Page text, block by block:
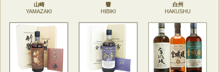
山崎
YAMAZAKI
響
HIBIKI
白州
HAKUSHU